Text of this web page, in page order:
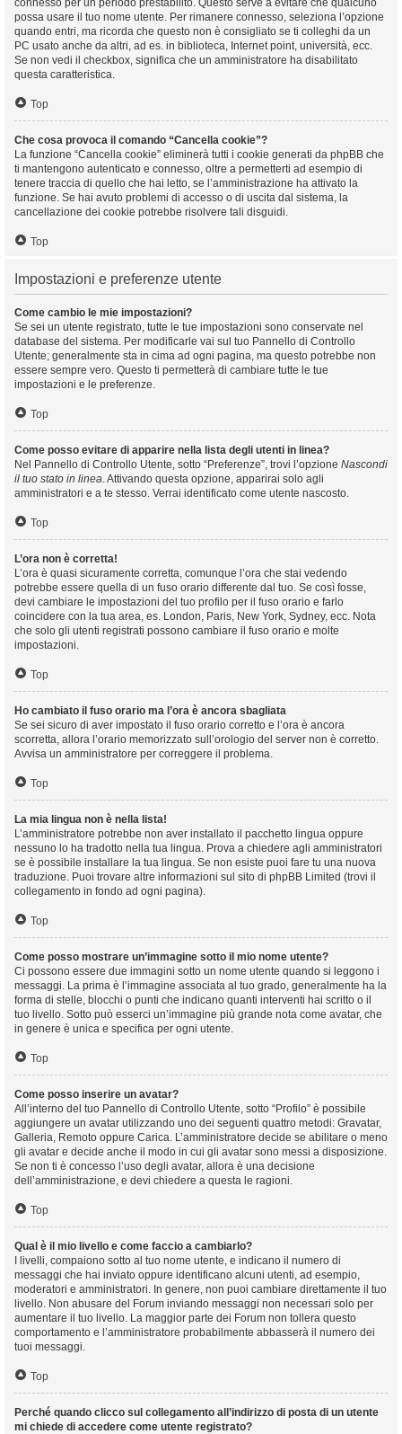
connesso per un periodo prestabilito. Questo serve a evitare che qualcuno
possa usare il tuo nome utente. Per rimanere connesso, seleziona l’opzione
quando entri, ma ricorda che questo non è consigliato se ti colleghi da un
PC usato anche da altri, ad es. in biblioteca, Internet point, università, ecc.
Se non vedi il checkbox, significa che un amministratore ha disabilitato
questa caratteristica.
Top
Che cosa provoca il comando “Cancella cookie”?
La funzione “Cancella cookie” eliminerà tutti i cookie generati da phpBB che
ti mantengono autenticato e connesso, oltre a permetterti ad esempio di
tenere traccia di quello che hai letto, se l’amministrazione ha attivato la
funzione. Se hai avuto problemi di accesso o di uscita dal sistema, la
cancellazione dei cookie potrebbe risolvere tali disguidi.
Top
Impostazioni e preferenze utente
Come cambio le mie impostazioni?
Se sei un utente registrato, tutte le tue impostazioni sono conservate nel
database del sistema. Per modificarle vai sul tuo Pannello di Controllo
Utente; generalmente sta in cima ad ogni pagina, ma questo potrebbe non
essere sempre vero. Questo ti permetterà di cambiare tutte le tue
impostazioni e le preferenze.
Top
Come posso evitare di apparire nella lista degli utenti in linea?
Nel Pannello di Controllo Utente, sotto “Preferenze”, trovi l’opzione Nascondi
il tuo stato in linea. Attivando questa opzione, apparirai solo agli
amministratori e a te stesso. Verrai identificato come utente nascosto.
Top
L’ora non è corretta!
L’ora è quasi sicuramente corretta, comunque l’ora che stai vedendo
potrebbe essere quella di un fuso orario differente dal tuo. Se così fosse,
devi cambiare le impostazioni del tuo profilo per il fuso orario e farlo
coincidere con la tua area, es. London, Paris, New York, Sydney, ecc. Nota
che solo gli utenti registrati possono cambiare il fuso orario e molte
impostazioni.
Top
Ho cambiato il fuso orario ma l’ora è ancora sbagliata
Se sei sicuro di aver impostato il fuso orario corretto e l’ora è ancora
scorretta, allora l’orario memorizzato sull’orologio del server non è corretto.
Avvisa un amministratore per correggere il problema.
Top
La mia lingua non è nella lista!
L’amministratore potrebbe non aver installato il pacchetto lingua oppure
nessuno lo ha tradotto nella tua lingua. Prova a chiedere agli amministratori
se è possibile installare la tua lingua. Se non esiste puoi fare tu una nuova
traduzione. Puoi trovare altre informazioni sul sito di phpBB Limited (trovi il
collegamento in fondo ad ogni pagina).
Top
Come posso mostrare un’immagine sotto il mio nome utente?
Ci possono essere due immagini sotto un nome utente quando si leggono i
messaggi. La prima è l’immagine associata al tuo grado, generalmente ha la
forma di stelle, blocchi o punti che indicano quanti interventi hai scritto o il
tuo livello. Sotto può esserci un’immagine più grande nota come avatar, che
in genere è unica e specifica per ogni utente.
Top
Come posso inserire un avatar?
All’interno del tuo Pannello di Controllo Utente, sotto “Profilo” è possibile
aggiungere un avatar utilizzando uno dei seguenti quattro metodi: Gravatar,
Galleria, Remoto oppure Carica. L’amministratore decide se abilitare o meno
gli avatar e decide anche il modo in cui gli avatar sono messi a disposizione.
Se non ti è concesso l’uso degli avatar, allora è una decisione
dell’amministrazione, e devi chiedere a questa le ragioni.
Top
Qual è il mio livello e come faccio a cambiarlo?
I livelli, compaiono sotto al tuo nome utente, e indicano il numero di
messaggi che hai inviato oppure identificano alcuni utenti, ad esempio,
moderatori e amministratori. In genere, non puoi cambiare direttamente il tuo
livello. Non abusare del Forum inviando messaggi non necessari solo per
aumentare il tuo livello. La maggior parte dei Forum non tollera questo
comportamento e l’amministratore probabilmente abbasserà il numero dei
tuoi messaggi.
Top
Perché quando clicco sul collegamento all’indirizzo di posta di un utente
mi chiede di accedere come utente registrato?